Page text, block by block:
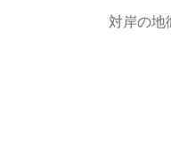
対岸の地